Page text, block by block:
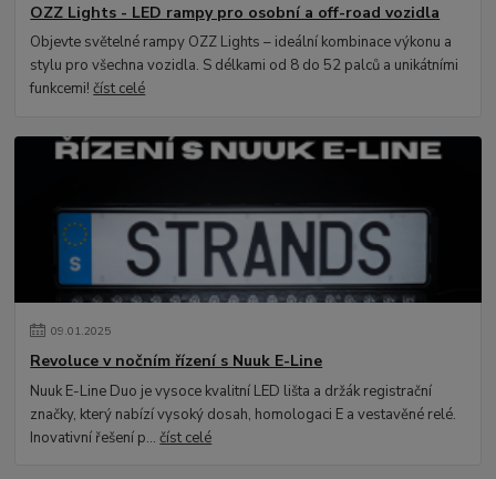
OZZ Lights - LED rampy pro osobní a off-road vozidla
Objevte světelné rampy OZZ Lights – ideální kombinace výkonu a
stylu pro všechna vozidla. S délkami od 8 do 52 palců a unikátními
funkcemi!číst celé
09.01.2025
Revoluce v nočním řízení s Nuuk E-Line
Nuuk E-Line Duo je vysoce kvalitní LED lišta a držák registrační
značky, který nabízí vysoký dosah, homologaci E a vestavěné relé.
Inovativní řešení p...číst celé